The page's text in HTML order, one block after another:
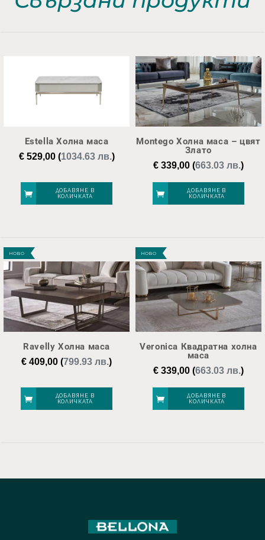
Estella Холна маса
€529,00(1034.63 лв.)
ДОБАВЯНЕ В
КОЛИЧКАТА
Montego Холна маса – цвят
Злато
€339,00(663.03 лв.)
ДОБАВЯНЕ В
КОЛИЧКАТА
НОВО
Ravelly Холна маса
€ 409,00 (799.93 лв.)
ДОБАВЯНЕ В
КОЛИЧКАТА
НОВО
Veronica Квадратна холна
маса
€339,00(663.03 лв.)
ДОБАВЯНЕ В
КОЛИЧКАТА